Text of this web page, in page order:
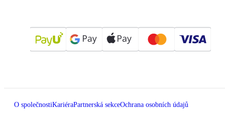
O společnostiKariéraPartnerská sekceOchrana osobních údajů